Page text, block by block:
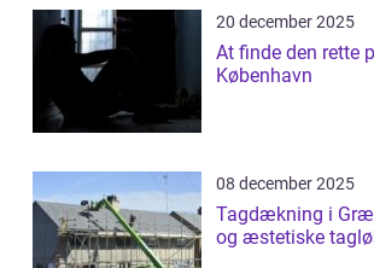
20 december 2025
At finde den rette
København
08 december 2025
Tagdækning i
og æstetiske